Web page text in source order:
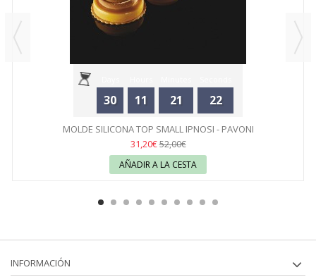
30 11 21 22
MOLDE SILICONA TOP SMALL IPNOSI - PAVONI
31,20€52,00€
AÑADIR A LA CESTA
INFORMACIÓN